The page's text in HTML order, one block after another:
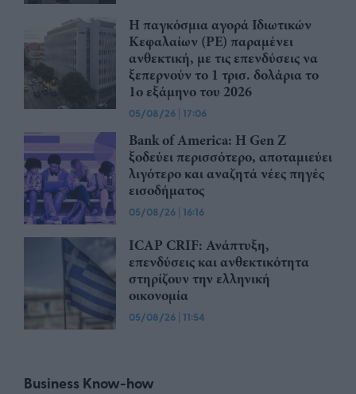
Η παγκόσμια αγορά Ιδιωτικών
Κεφαλαίων (PE) παραμένει
ανθεκτική, με τις επενδύσεις να
ξεπερνούν το 1 τρισ. δολάρια το
1ο εξάμηνο του 2026
05/08/26 | 17:06
Bank of America: Η Gen Z
ξoδεύει περισσότερο, αποταμιεύει
λιγότερο και αναζητά νέες πηγές
εισοδήματος
05/08/26 | 16:16
ICAP CRIF: Ανάπτυξη,
επενδύσεις και ανθεκτικότητα
στηρίζουν την ελληνική
οικονομία
05/08/26 | 11:54
Business Know-how